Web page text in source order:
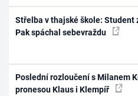
Střelba v thajské škole:
Pak spáchal sebevraždu
Poslední rozloučení s Milanem
pronesou Klaus i Klempíř